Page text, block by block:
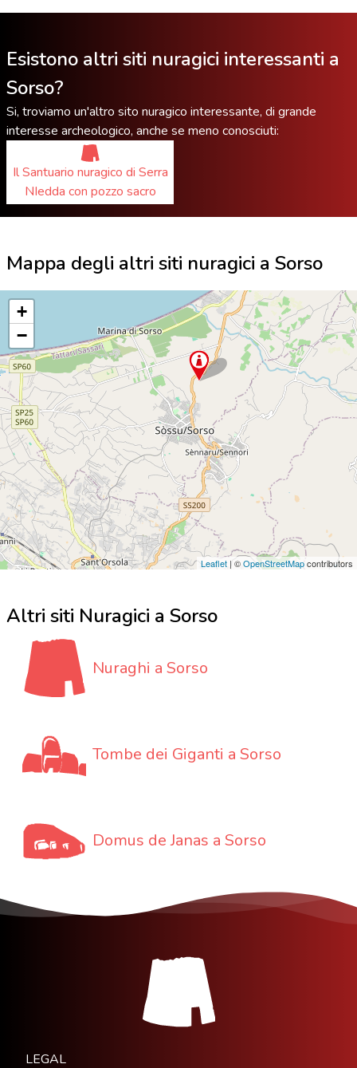
Esistono altri siti nuragici interessanti a
Sorso?
Si, troviamo un'altro sito nuragico interessante, di grande
interesse archeologico, anche se meno conosciuti:
Il Santuario nuragico di Serra
NIedda con pozzo sacro
Mappa degli altri siti nuragici a Sorso
+
−
Leaflet | ©OpenStreetMapcontributors
Altri siti Nuragici a Sorso
Nuraghi a Sorso
Tombe dei Giganti a Sorso
Domus de Janas a Sorso
LEGAL